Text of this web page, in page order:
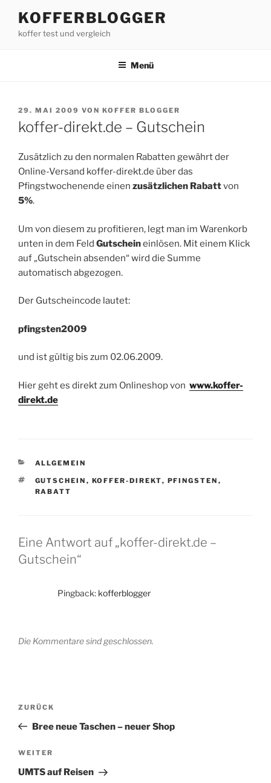
Inhalt
springen
KOFFERBLOGGER
koffer test und vergleich
Menü
VERÖFFENTLICHT
AM
29. MAI 2009 VON KOFFER BLOGGER
koffer-direkt.de – Gutschein
Zusätzlich zu den normalen Rabatten gewährt der
Online-Versand koffer-direkt.de über das
Pfingstwochenende einen zusätzlichen Rabattvon
5%.
Um von diesem zu profitieren, legt man im Warenkorb
unten in dem Feld Gutscheineinlösen. Mit einem Klick
auf „Gutschein absenden“ wird die Summe
automatisch abgezogen.
Der Gutscheincode lautet:
pfingsten2009
und ist gültig bis zum 02.06.2009.
Hier geht es direkt zum Onlineshop von www.koffer-
direkt.de
KATEGORIEN
ALLGEMEIN
SCHLAGWÖRTER
GUTSCHEIN , KOFFER-DIREKT, PFINGSTEN ,
RABATT
Eine Antwort auf „koffer-direkt.de –
Gutschein“
Pingback: kofferblogger
Die Kommentare sind geschlossen.
Beitragsnavigation
Vorheriger
Beitrag
ZURÜCK
Bree neue Taschen – neuer Shop
Nächster
Beitrag
WEITER
UMTS auf Reisen